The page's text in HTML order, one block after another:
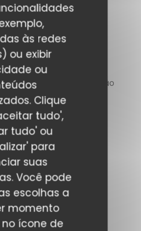
às redes
ou exibir
ou
Clique
tudo',
tudo' ou
para
suas
Você pode
escolhas a
momento
ícone de
móvel, Sem
Restaurante, Cheque
Títulos de
Títulos de
American Express, Cartão
& Basta